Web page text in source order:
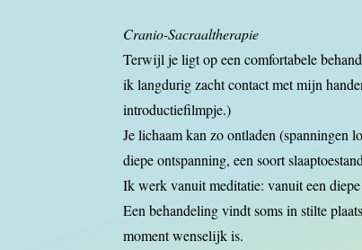
Cranio-Sacraaltherapie
Terwijl je ligt op een comfortabele
ik langdurig zacht contact met mijn
introductiefilmpje.)
Je lichaam kan zo ontladen (spanningen
diepe ontspanning, een soort
Ik werk vanuit meditatie: vanuit een
Een behandeling vindt soms in stilte
moment wenselijk is.